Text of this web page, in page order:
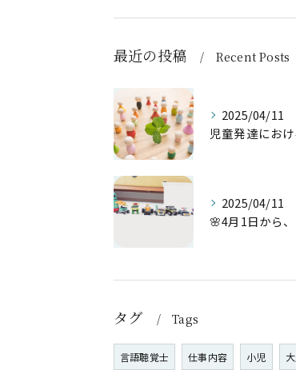
最近の投稿 Recent Posts
2025/04/11
2025/04/11
タグ Tags
言語聴覚士 仕事内容 小児